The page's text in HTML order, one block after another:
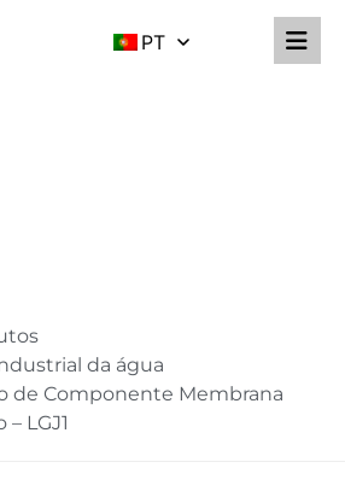
PT
da água
de Componente Membrana
LGJ1